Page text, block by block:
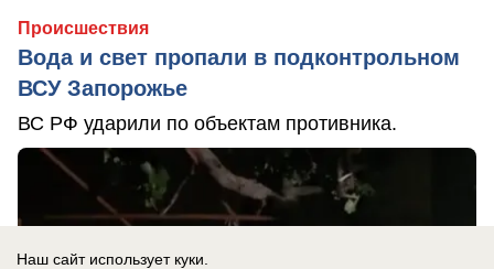
Происшествия
Вода и свет пропали в подконтрольном
ВСУ Запорожье
ВС РФ ударили по объектам противника.
Наш сайт использует куки.